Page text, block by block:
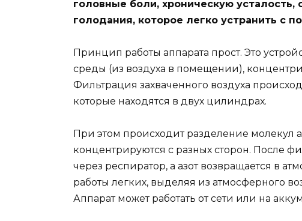
головные боли, хроническую усталость,
голодания, которое легко устранить с
Принцип работы аппарата прост. Это
среды (из воздуха в помещении),
Фильтрация захваченного воздуха
которые находятся в двух цилиндрах.
При этом происходит разделение молекул
концентрируются с разных сторон. После
через респиратор, а азот возвращается в
работы легких, выделяя из атмосферного
Аппарат может работать от сети или на